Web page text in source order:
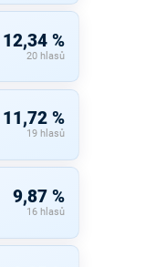
12,34 %
20 hlasů
11,72 %
19 hlasů
9,87 %
16 hlasů